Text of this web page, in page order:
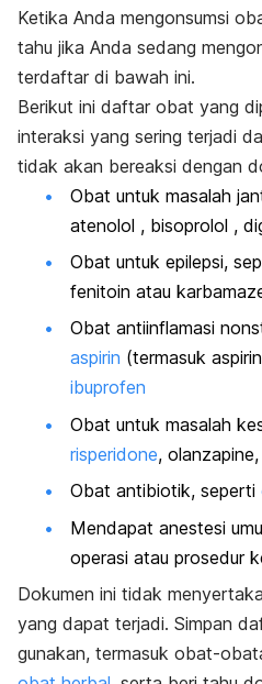
Ketika Anda mengonsumsi
tahu jika Anda sedang
terdaftar di bawah ini.
Berikut ini daftar obat yang
interaksi yang sering terjadi
tidak akan bereaksi dengan
Obat untuk masalah
atenolol , bisoprolol ,
Obat untuk epilepsi,
fenitoin atau
Obat antiinflamasi
aspirin (termasuk
ibuprofen
Obat untuk masalah
risperidone,
Obat antibiotik, seperti
Mendapat anestesi
operasi atau prosedur
Dokumen ini tidak
yang dapat terjadi. Simpan
gunakan, termasuk obat-